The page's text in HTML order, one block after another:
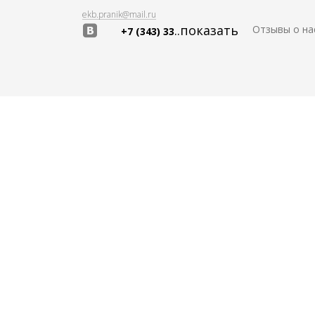
ekb.pranik@mail.ru
+7 (343) 33..показать Отзывы о